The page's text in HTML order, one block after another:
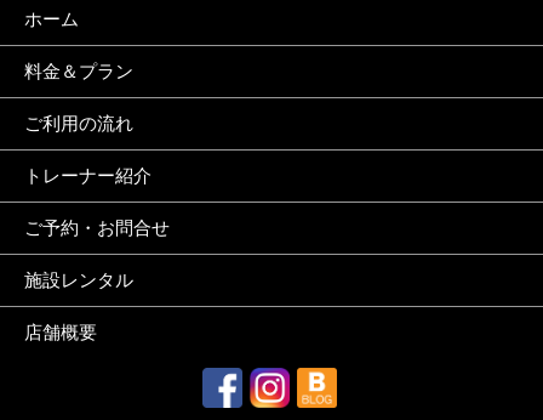
ホーム
料金＆プラン
ご利用の流れ
トレーナー紹介
ご予約・お問合せ
施設レンタル
店舗概要